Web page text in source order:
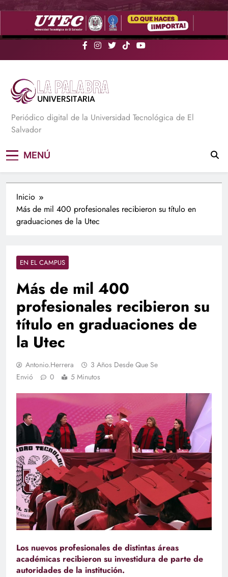
Saltar
La Palabra Universitaria
Periódico digital de la Universidad Tecnológica de El
Salvador
MENÚ
Inicio
Más de mil 400 profesionales recibieron su título en
graduaciones de la Utec
EN EL CAMPUS
Más de mil 400
profesionales recibieron su
título en graduaciones de
la Utec
Antonio.herrera
3 Años Desde Que Se
Envió
0 5 Minutos
Los nuevos profesionales de distintas áreas
académicas recibieron su investidura de parte de
autoridades de la institución.